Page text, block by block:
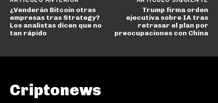
¿Venderán Bitcoin otras
empresas tras Strategy?
Los analistas dicen que no
tan rápido
Trump firma orden
ejecutiva sobre IA tras
retrasar el plan por
preocupaciones con China
Criptonews